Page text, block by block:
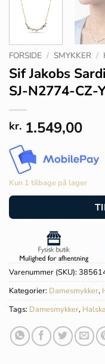
FORSIDE / SMYKKER /
Sif Jakobs
SJ-N2774-CZ-
kr. 1.549,00
Kun 1 tilbage på lager
Varenummer (SKU):
Kategorier: Damesmykker,
Tags: Damesmykker,